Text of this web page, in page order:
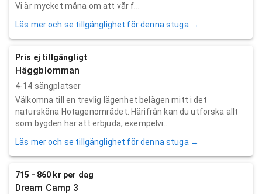
Vi är mycket måna om att vår f...
Läs mer och se tillgänglighet för denna stuga →
Pris ej tillgängligt
Häggblomman
4-14 sängplatser
Välkomna till en trevlig lägenhet belägen mitt i det
natursköna Hotagenområdet. Härifrån kan du utforska allt
som bygden har att erbjuda, exempelvi...
Läs mer och se tillgänglighet för denna stuga →
715 - 860 kr per dag
Dream Camp 3